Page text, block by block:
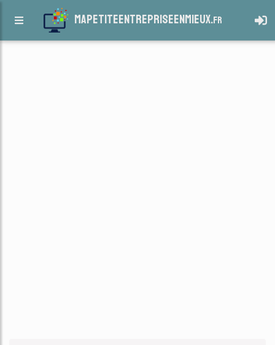
mapetiteentrepriseenmieux.fr